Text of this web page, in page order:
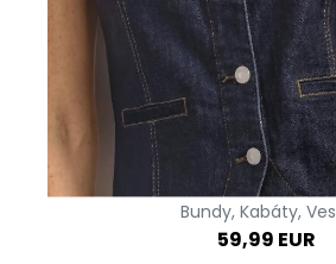
Bundy, Kabáty,
59,99 EUR